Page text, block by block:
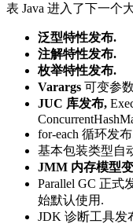
表 Java 进入了下一个
泛型特性发布.
注解特性发布.
枚举特性发布.
Varargs 可变参
JUC 库发布,
for-each 循环发
基本包装类型自
JMM 内存模型
Parallel GC 正式
始默认使用.
JDK 诊断工具发